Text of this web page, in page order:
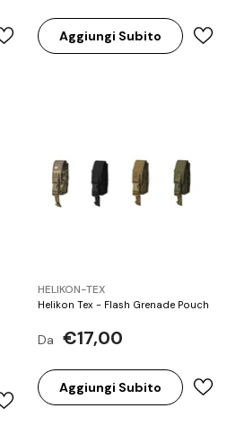
Aggiungi Subito
BRAND:
HELIKON-TEX
Helikon Tex - Flash Grenade Pouch
Da €17,00
Aggiungi Subito